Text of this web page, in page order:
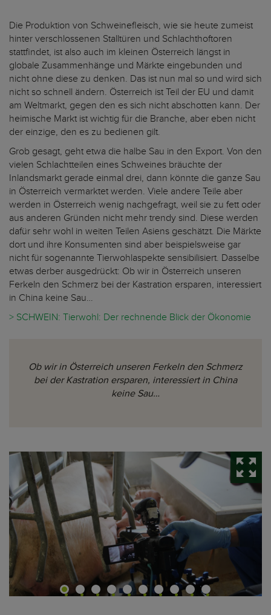
Die Produktion von Schweinefleisch, wie sie heute zumeist
hinter verschlossenen Stalltüren und Schlachthoftoren
stattfindet, ist also auch im kleinen Österreich längst in
globale Zusammenhänge und Märkte eingebunden und
nicht ohne diese zu denken. Das ist nun mal so und wird sich
nicht so schnell ändern. Österreich ist Teil der EU und damit
am Weltmarkt, gegen den es sich nicht abschotten kann. Der
heimische Markt ist wichtig für die Branche, aber eben nicht
der einzige, den es zu bedienen gilt.
Grob gesagt, geht etwa die halbe Sau in den Export. Von den
vielen Schlachtteilen eines Schweines bräuchte der
Inlandsmarkt gerade einmal drei, dann könnte die ganze Sau
in Österreich vermarktet werden. Viele andere Teile aber
werden in Österreich wenig nachgefragt, weil sie zu fett oder
aus anderen Gründen nicht mehr trendy sind. Diese werden
dafür sehr wohl in weiten Teilen Asiens geschätzt. Die Märkte
dort und ihre Konsumenten sind aber beispielsweise gar
nicht für sogenannte Tierwohlaspekte sensibilisiert. Dasselbe
etwas derber ausgedrückt: Ob wir in Österreich unseren
Ferkeln den Schmerz bei der Kastration ersparen, interessiert
in China keine Sau…
> SCHWEIN: Tierwohl: Der rechnende Blick der Ökonomie
Ob wir in Österreich unseren Ferkeln den Schmerz
bei der Kastration ersparen, interessiert in China
keine Sau…